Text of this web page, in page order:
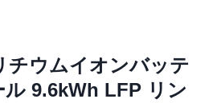
チウムイオンバッテ
ル 9.6kWh LFP リン